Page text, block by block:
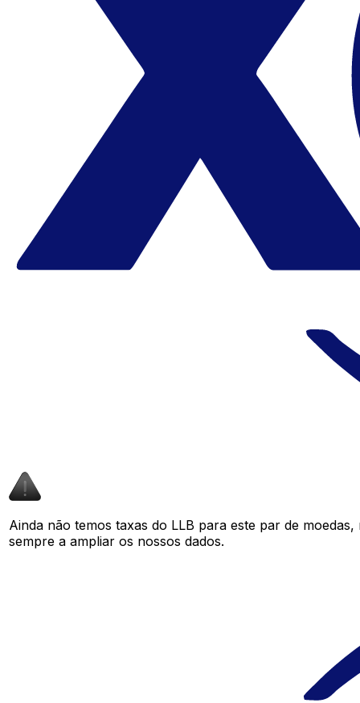
Ainda não temos taxas do LLB para este par de
sempre a ampliar os nossos dados.